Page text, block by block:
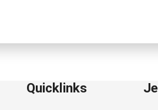
Quicklinks